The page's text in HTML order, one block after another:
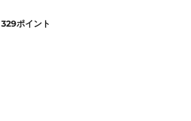
329ポイント